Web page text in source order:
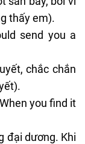
thấy em).
send you a
chắc chắn
you find it
đại dương. Khi